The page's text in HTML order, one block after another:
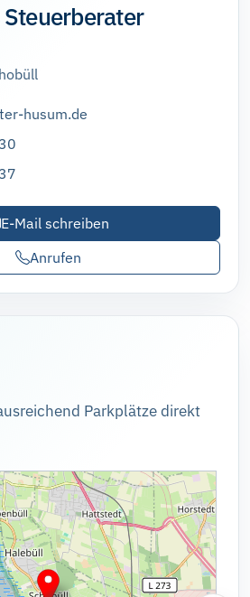
husum.de
E-Mail schreiben
Anrufen
Parkplätze direkt